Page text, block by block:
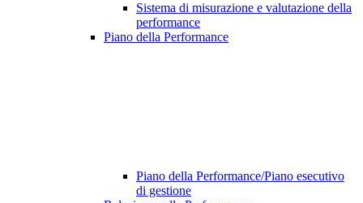
Sistema di misurazione e valutazione della
performance
Piano della Performance
Piano della Performance/Piano esecutivo
di gestione